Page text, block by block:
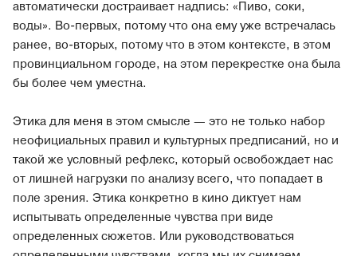
автоматически достраивает надпись: «Пиво, соки,
воды». Во-первых, потому что она ему уже встречалась
ранее, во-вторых, потому что в этом контексте, в этом
провинциальном городе, на этом перекрестке она была
бы более чем уместна.
Этика для меня в этом смысле — это не только набор
неофициальных правил и культурных предписаний, но и
такой же условный рефлекс, который освобождает нас
от лишней нагрузки по анализу всего, что попадает в
поле зрения. Этика конкретно в кино диктует нам
испытывать определенные чувства при виде
определенных сюжетов. Или руководствоваться